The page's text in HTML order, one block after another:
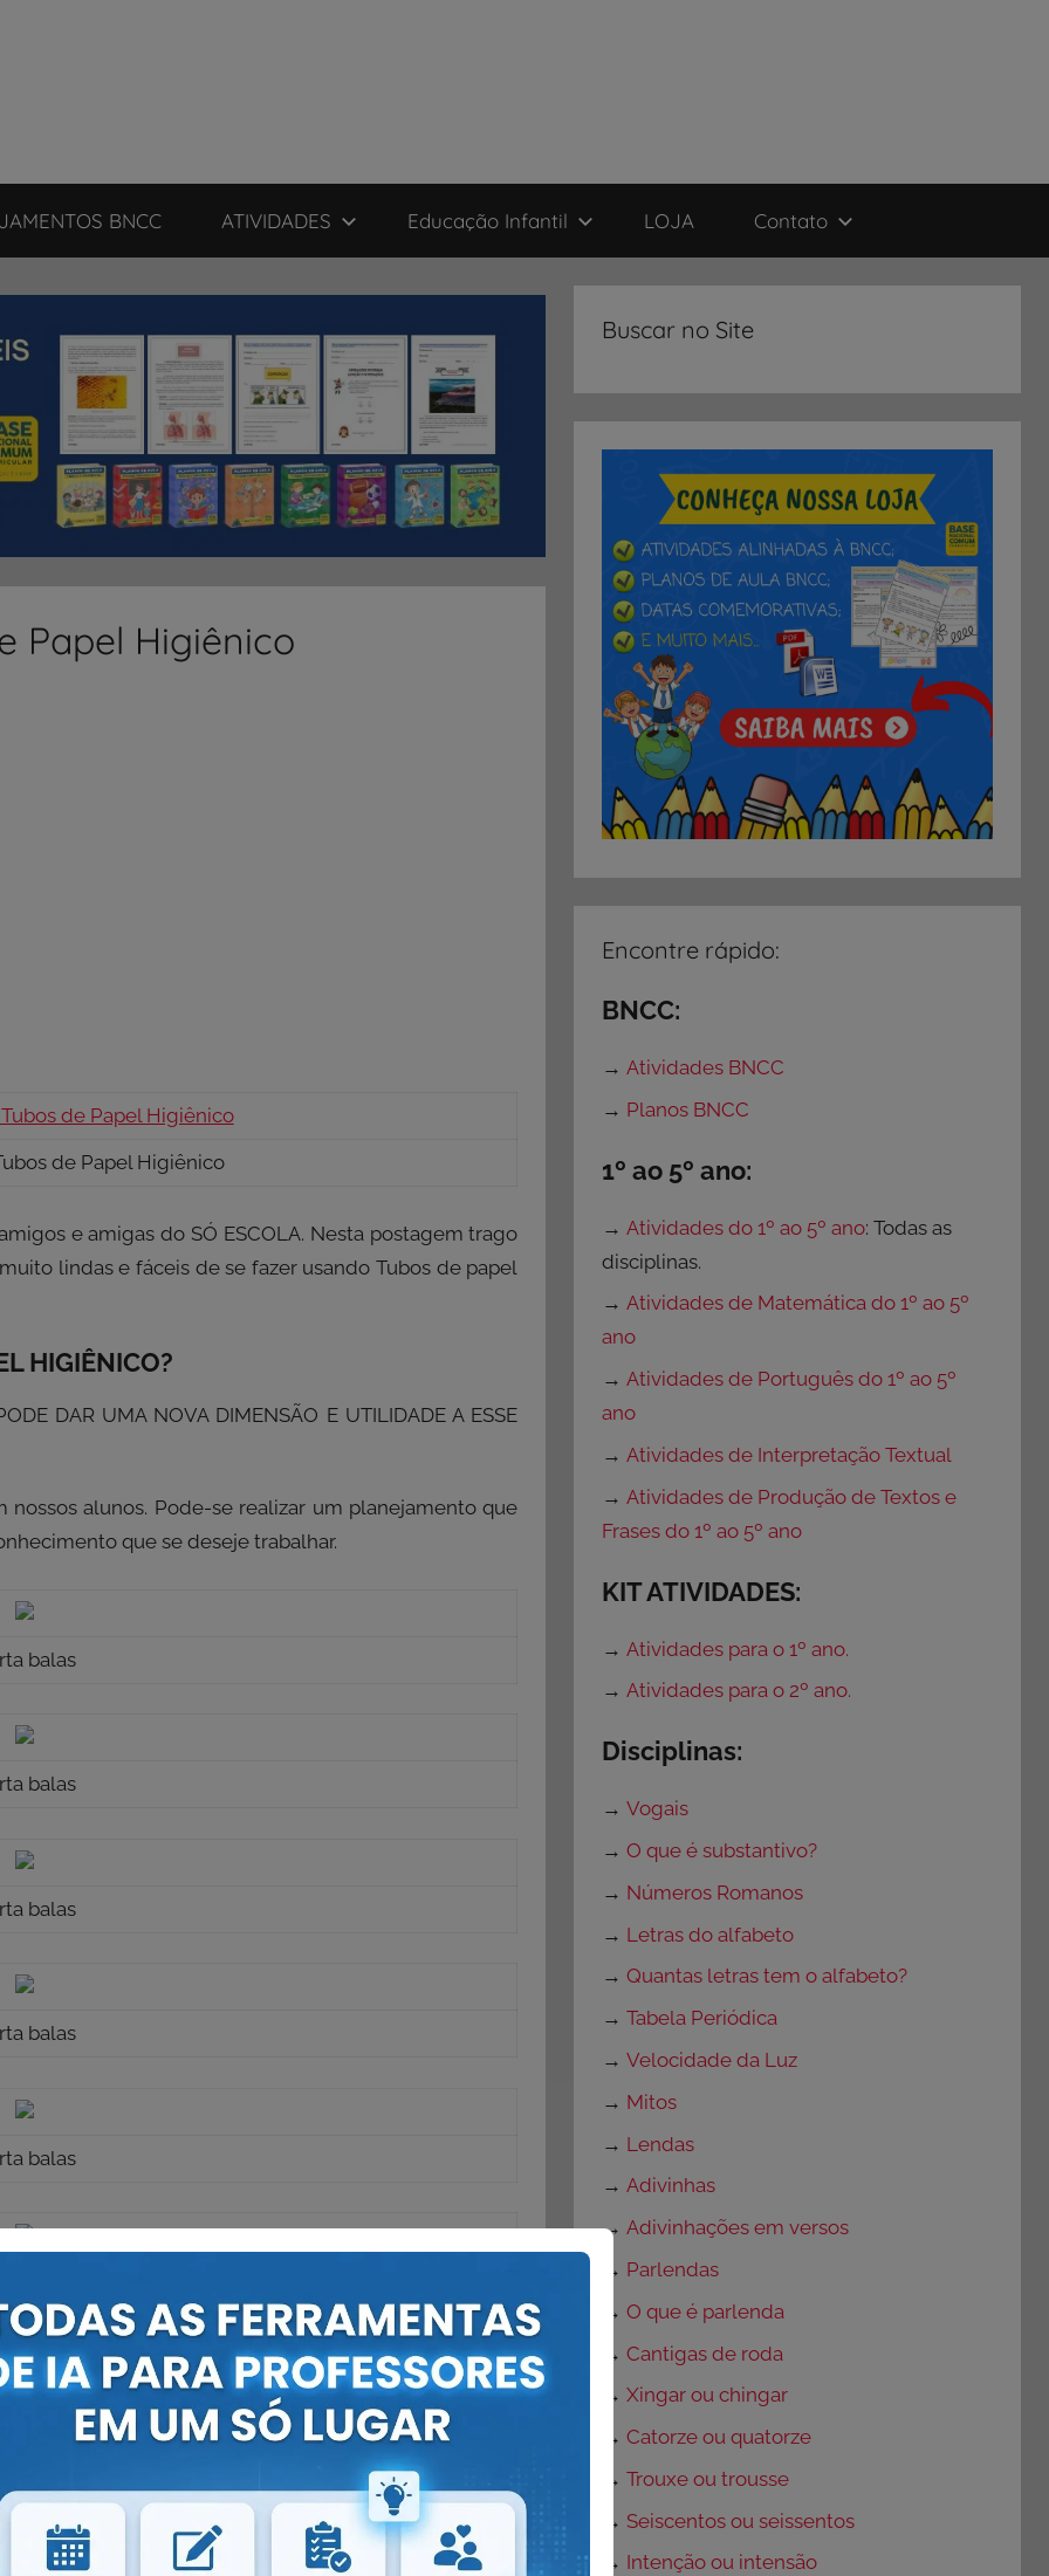
BNCC ATIVIDADES Educação Infantil LOJA Contato
Papel Higiênico
de Papel Higiênico
e amigas do SÓ ESCOLA. Nesta postagem trago
muito lindas e fáceis de se fazer usando Tubos de papel
HIGIÊNICO?
DAR UMA NOVA DIMENSÃO E UTILIDADE A ESSE
alunos. Pode-se realizar um planejamento que
que se deseje trabalhar.
balas
balas
balas
balas
balas
balas
Buscar no Site
Encontre rápido:
BNCC:
→Atividades BNCC
→ Planos BNCC
1º ao 5º ano:
→Atividades do 1º ao 5º ano: Todas as
disciplinas.
→Atividades de Matemática do 1º ao 5º
ano
→Atividades de Português do 1º ao 5º
ano
→Atividades de Interpretação Textual
→Atividades de Produção de Textos e
Frases do 1º ao 5º ano
KIT ATIVIDADES:
→Atividades para o 1º ano.
→Atividades para o 2º ano.
Disciplinas:
→Vogais
→O que é substantivo?
→ Números Romanos
→ Letras do alfabeto
→Quantas letras tem o alfabeto?
→Tabela Periódica
→Velocidade da Luz
→ Mitos
→ Lendas
→Adivinhas
→Adivinhações em versos
→ Parlendas
→O que é parlenda
→Cantigas de roda
→Xingar ou chingar
→Catorze ou quatorze
→Trouxe ou trousse
→ Seiscentos ou seissentos
→ Intenção ou intensão